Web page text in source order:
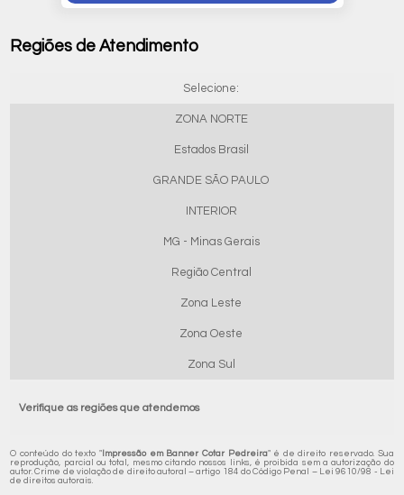
Regiões de Atendimento
Selecione:
ZONA NORTE
Estados Brasil
GRANDE SÃO PAULO
INTERIOR
MG - Minas Gerais
Região Central
Zona Leste
Zona Oeste
Zona Sul
Verifique as regiões que atendemos
O conteúdo do texto "Impressão em Banner Cotar Pedreira" é de direito reservado. Sua
reprodução, parcial ou total, mesmo citando nossos links, é proibida sem a autorização do
autor. Crime de violação de direito autoral – artigo 184 do Código Penal – Lei 9610/98 - Lei
de direitos autorais.